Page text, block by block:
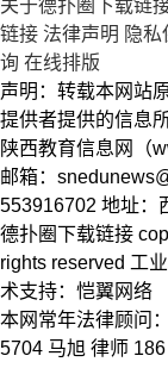
关于德扑圈下载链
链接 法律声明 隐私
询 在线排版
声明：转载本网站
提供者提供的信息
陕西教育信息网（
邮箱：
553916702 地址：
德扑圈下载链接
rights reserved 工
术支持：恺翼网络
本网常年法律顾问
5704 马旭 律师